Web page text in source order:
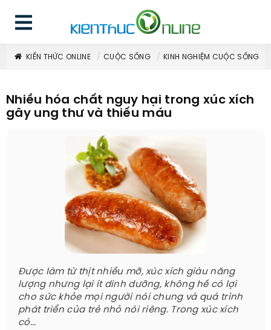
KIẾN THỨC ONLINE CUỘC SỐNG KINH NGHIỆM CUỘC SỐNG
Nhiều hóa chất nguy hại trong xúc xích
gây ung thư và thiếu máu
Được làm từ thịt nhiều mỡ, xúc xích giàu năng
lượng nhưng lại ít dinh dưỡng, không hề có lợi
cho sức khỏe mọi người nói chung và quá trình
phát triển của trẻ nhỏ nói riêng. Trong xúc xích
có...